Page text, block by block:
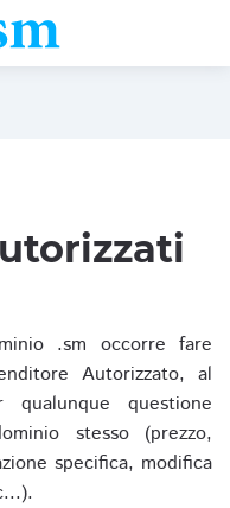
.sm occorre fare
Autorizzato, al
questione
stesso (prezzo,
specifica, modifica